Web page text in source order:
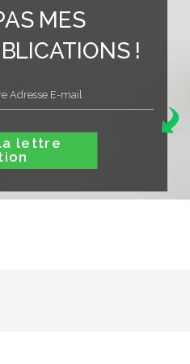
MES
!